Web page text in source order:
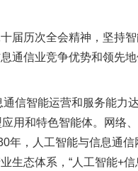
历次全会精神，坚持
通信业竞争优势和领先
智能运营和服务能力
用和特色智能体。网络
年，人工智能与信息通
态体系，“人工智能+信